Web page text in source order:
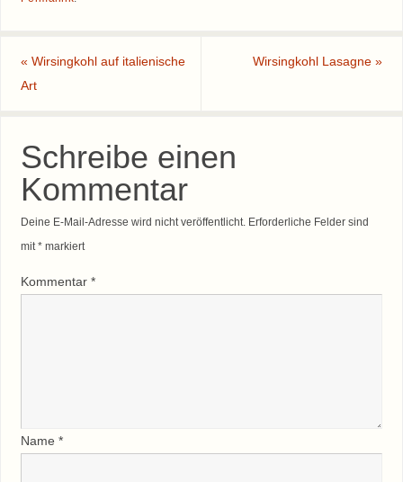
« Wirsingkohl auf italienische
Art
Wirsingkohl Lasagne»
Schreibe einen
Kommentar
Deine E-Mail-Adresse wird nicht veröffentlicht. Erforderliche Felder sind
mit*markiert
Kommentar *
Name *